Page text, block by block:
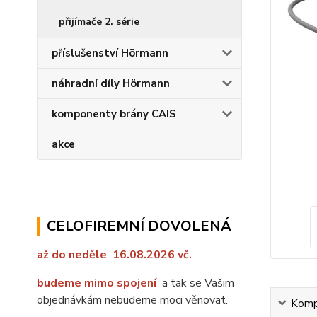
přijímače 2. série
příslušenství Hörmann
náhradní díly Hörmann
komponenty brány CAIS
akce
CELOFIREMNÍ DOVOLENÁ
až do neděle 16.08.2026 vč.
budeme mimo spojení a tak se Vašim
objednávkám nebudeme moci věnovat.